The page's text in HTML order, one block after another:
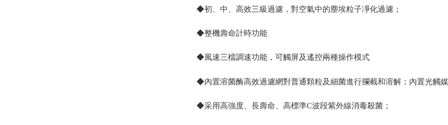
◆初、中、高效三級過濾，對空氣中的塵埃粒子凈化過濾；
◆整機壽命計時功能
◆風速三檔調速功能，可觸屏及遙控兩種操作模式
◆內置溶菌酶高效過濾網對普通顆粒及細菌進行攔截和溶解；內置光觸
◆采用高強度、長壽命、高標準C波段紫外線消毒殺菌；